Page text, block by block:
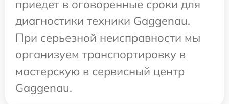
приедет в оговоренные сроки для
диагностики техники Gaggenau.
При серьезной неисправности мы
организуем транспортировку в
мастерскую в сервисный центр
Gaggenau.